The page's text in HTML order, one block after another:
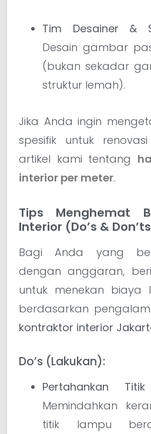
Tim Desainer &
Desain gambar
(bukan sekadar
struktur lemah).
Jika Anda ingin
spesifik untuk
artikel kami tentang
interior per meter.
Tips Menghemat
Interior (Do’s &
Bagi Anda yang
dengan anggaran,
untuk menekan biaya
berdasarkan
kontraktor interior
Do’s (Lakukan):
Pertahankan
Memindahkan
titik lampu